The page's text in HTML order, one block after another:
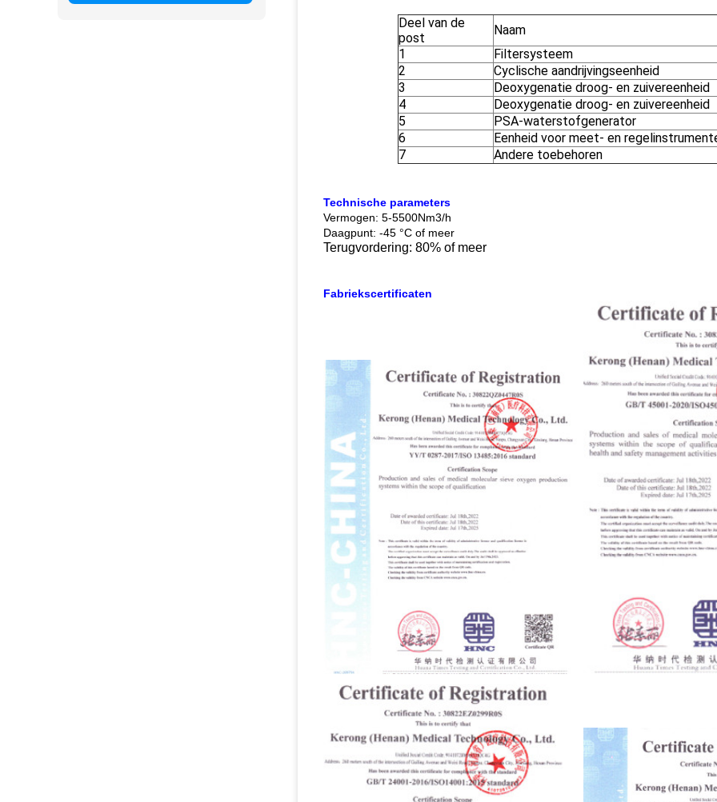
Deel van de
post
Naam
1
Filtersysteem
2
Cyclische aandrijvingseenheid
3
Deoxygenatie droog- en zuivereenheid
4
Deoxygenatie droog- en zuivereenheid
5
PSA-waterstofgenerator
6
Eenheid voor meet- en
7
Andere toebehoren
Technische parameters
Vermogen: 5-5500Nm3/h
Daagpunt: -45 °C of meer
Terugvordering: 80% of meer
Fabriekscertificaten